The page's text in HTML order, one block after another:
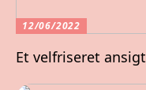
12/06/2022
Et velfriseret ansigt